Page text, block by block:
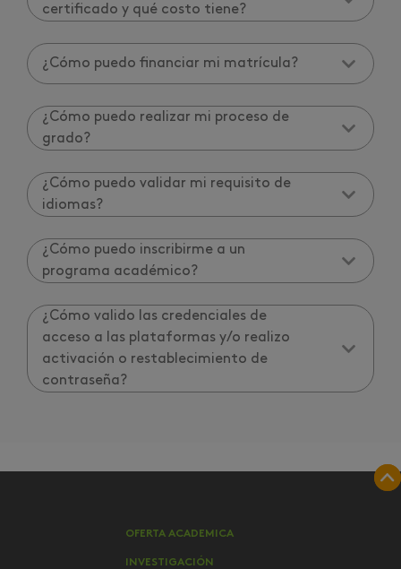
certificado y qué costo tiene?
¿Cómo puedo financiar mi matrícula?
¿Cómo puedo realizar mi proceso de
grado?
¿Cómo puedo validar mi requisito de
idiomas?
¿Cómo puedo inscribirme a un
programa académico?
¿Cómo valido las credenciales de
acceso a las plataformas y/o realizo
activación o restablecimiento de
contraseña?
OFERTA ACADEMICA
INVESTIGACIÓN